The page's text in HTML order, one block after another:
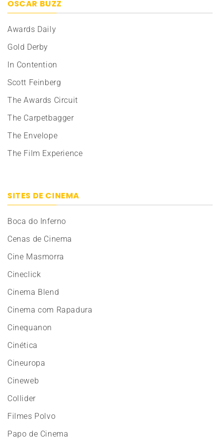
OSCAR BUZZ
Awards Daily
Gold Derby
In Contention
Scott Feinberg
The Awards Circuit
The Carpetbagger
The Envelope
The Film Experience
SITES DE CINEMA
Boca do Inferno
Cenas de Cinema
Cine Masmorra
Cineclick
Cinema Blend
Cinema com Rapadura
Cinequanon
Cinética
Cineuropa
Cineweb
Collider
Filmes Polvo
Papo de Cinema